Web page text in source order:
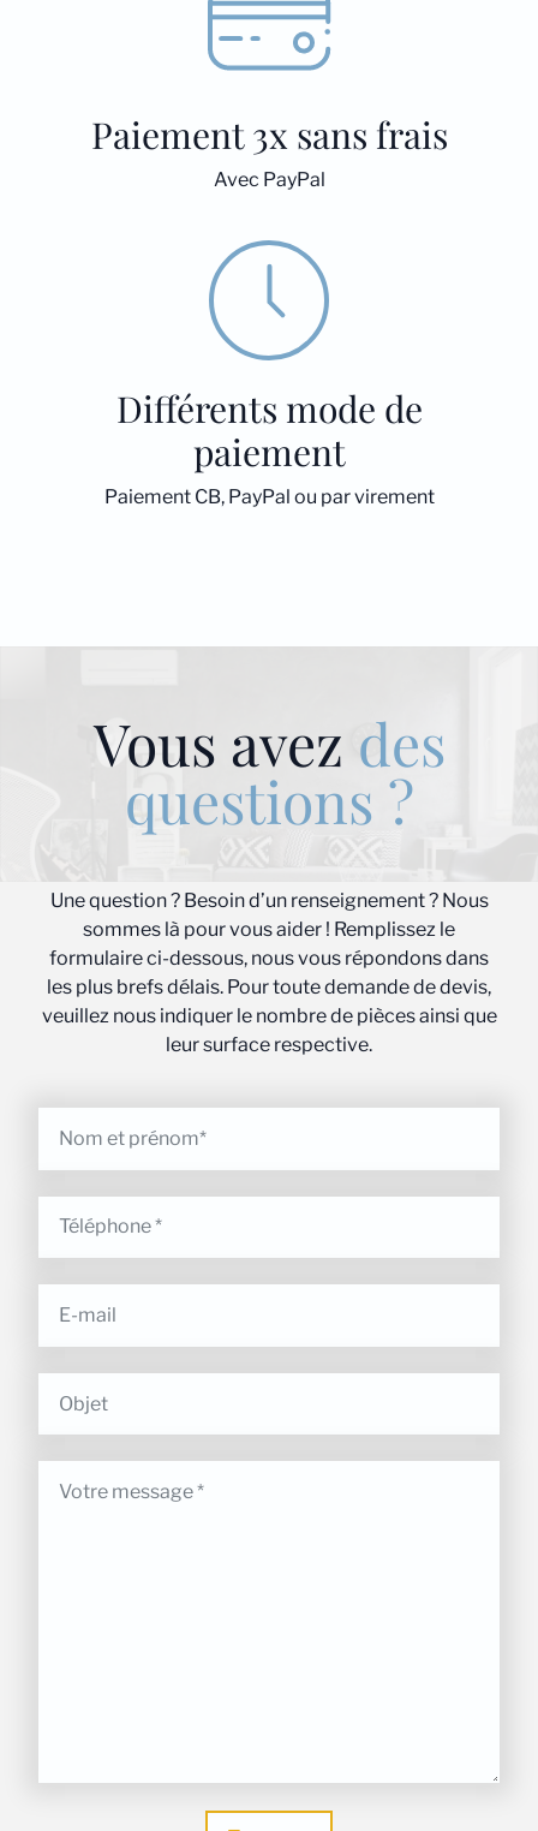
Paiement 3x sans frais
Avec PayPal
Différents mode de
paiement
Paiement CB, PayPal ou par virement
Vous avez des
questions ?
Une question ? Besoin d’un renseignement ? Nous
sommes là pour vous aider ! Remplissez le
formulaire ci-dessous, nous vous répondons dans
les plus brefs délais. Pour toute demande de devis,
veuillez nous indiquer le nombre de pièces ainsi que
leur surface respective.